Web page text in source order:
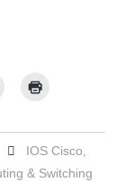
IOS Cisco
& Switching